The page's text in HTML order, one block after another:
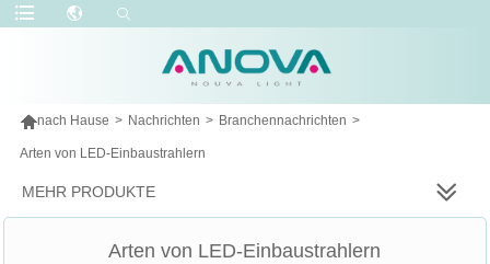
nach Hause > Nachrichten > Branchennachrichten >
Arten von LED-Einbaustrahlern
MEHR PRODUKTE
Arten von LED-Einbaustrahlern